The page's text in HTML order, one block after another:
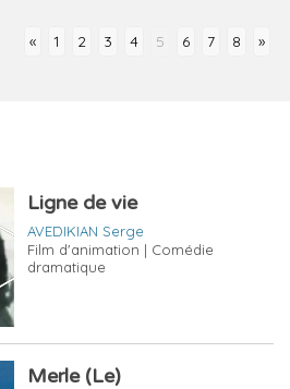
« 1 2 3 4 5 6 7 8 »
Ligne de vie
AVEDIKIAN Serge
Film d'animation | Comédie
dramatique
Merle (Le)